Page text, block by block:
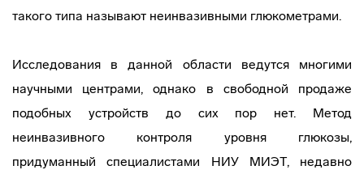
такого типа называют неинвазивными глюкометрами.
Исследования в данной области ведутся многими
научными центрами, однако в свободной продаже
подобных устройств до сих пор нет. Метод
неинвазивного контроля уровня глюкозы,
придуманный специалистами НИУ МИЭТ, недавно